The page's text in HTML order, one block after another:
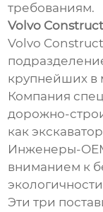
требованиям.
Volvo
Volvo
крупнейших
Компания
дорожно-
как
Инженеры-
вниманием к
Эти три